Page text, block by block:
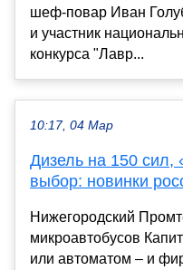
шеф-повар Иван
и участник
конкурса "Лавр...
10:17, 04 Мар
Дизель на 150 сил,
выбор: новинки
Нижегородский
микроавтобусов
или автоматом – и